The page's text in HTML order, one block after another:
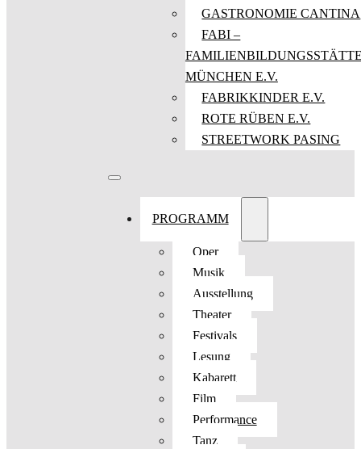
GASTRONOMIE CANTINA
FABI –
MÜNCHEN E.V.
FABRIKKINDER E.V.
ROTE RÜBEN E.V.
STREETWORK PASING
PROGRAMM
Oper
Musik
Ausstellung
Theater
Festivals
Lesung
Kabarett
Film
Performance
Tanz